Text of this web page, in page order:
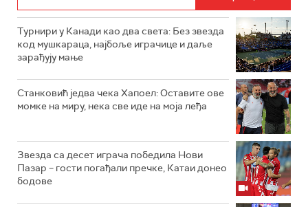
Турнири у Канади као два света: Без звезда
код мушкараца, најбоље играчице и даље
зарађују мање
Станковић једва чека Хапоел: Оставите ове
момке на миру, нека све иде на моја леђа
Звезда са десет играча победила Нови
Пазар – гости погађали пречке, Катаи донео
бодове